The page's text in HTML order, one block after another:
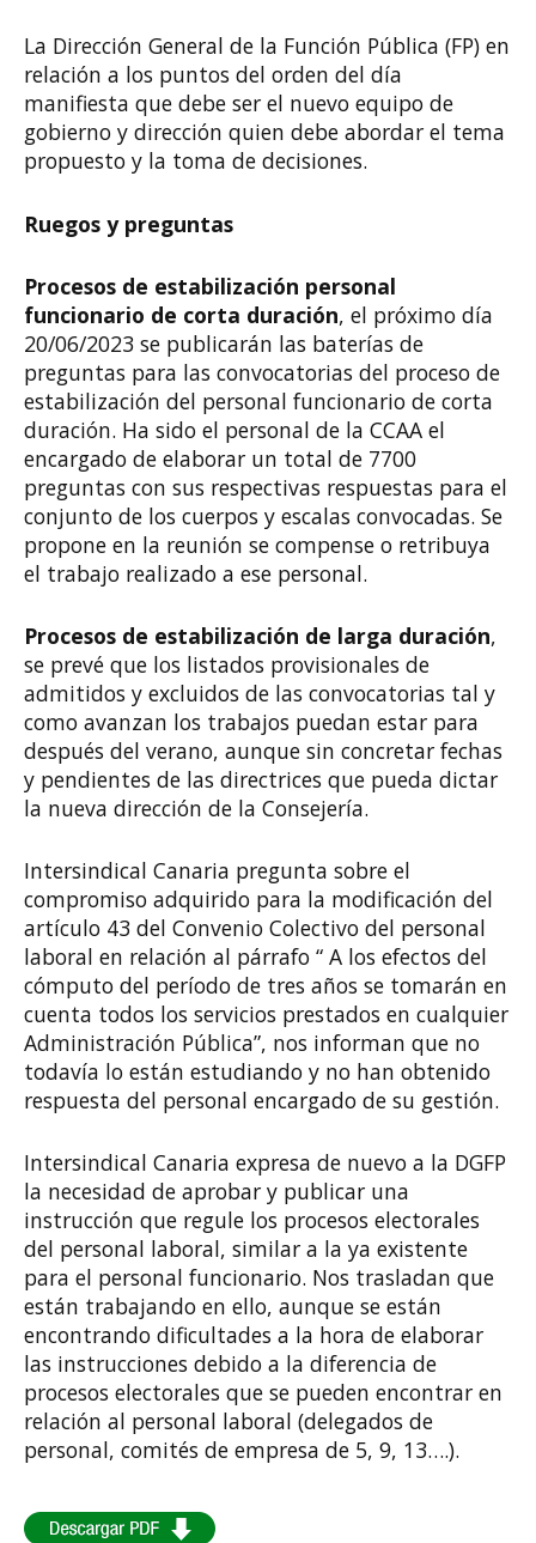
La Dirección General de la Función Pública (FP) en
relación a los puntos del orden del día
manifiesta que debe ser el nuevo equipo de
gobierno y dirección quien debe abordar el tema
propuesto y la toma de decisiones.
Ruegos y preguntas
Procesos de estabilización personal
funcionario de corta duración, el próximo día
20/06/2023 se publicarán las baterías de
preguntas para las convocatorias del proceso de
estabilización del personal funcionario de corta
duración. Ha sido el personal de la CCAA el
encargado de elaborar un total de 7700
preguntas con sus respectivas respuestas para el
conjunto de los cuerpos y escalas convocadas. Se
propone en la reunión se compense o retribuya
el trabajo realizado a ese personal.
Procesos de estabilización de larga duración,
se prevé que los listados provisionales de
admitidos y excluidos de las convocatorias tal y
como avanzan los trabajos puedan estar para
después del verano, aunque sin concretar fechas
y pendientes de las directrices que pueda dictar
la nueva dirección de la Consejería.
Intersindical Canaria pregunta sobre el
compromiso adquirido para la modificación del
artículo 43 del Convenio Colectivo del personal
laboral en relación al párrafo “ A los efectos del
cómputo del período de tres años se tomarán en
cuenta todos los servicios prestados en cualquier
Administración Pública”, nos informan que no
todavía lo están estudiando y no han obtenido
respuesta del personal encargado de su gestión.
Intersindical Canaria expresa de nuevo a la DGFP
la necesidad de aprobar y publicar una
instrucción que regule los procesos electorales
del personal laboral, similar a la ya existente
para el personal funcionario. Nos trasladan que
están trabajando en ello, aunque se están
encontrando dificultades a la hora de elaborar
las instrucciones debido a la diferencia de
procesos electorales que se pueden encontrar en
relación al personal laboral (delegados de
personal, comités de empresa de 5, 9, 13….).